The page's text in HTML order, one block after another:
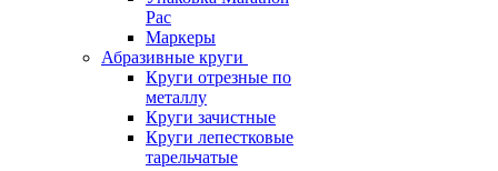
Pac
Маркеры
Абразивные круги
Круги отрезные по
металлу
Круги зачистные
Круги лепестковые
тарельчатые